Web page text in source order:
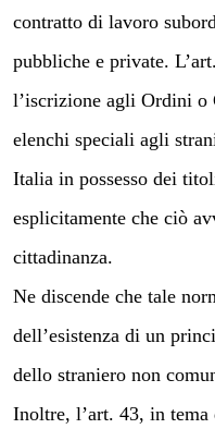
contratto di lavoro
pubbliche e private.
l’iscrizione agli Ordini
elenchi speciali agli
Italia in possesso dei
esplicitamente che ciò
cittadinanza.
Ne discende che tale
dell’esistenza di un
dello straniero non
Inoltre, l’art. 43, in